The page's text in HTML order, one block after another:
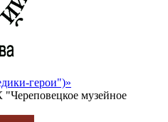
герои")»
музейное